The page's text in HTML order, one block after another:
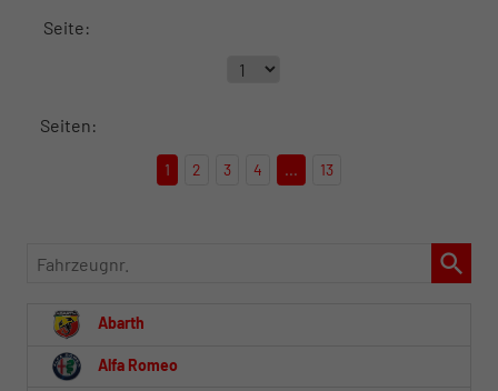
Seite:
Seiten:
1 2 3 4 ... 13
Fahrzeugnr.
Abarth
Alfa Romeo